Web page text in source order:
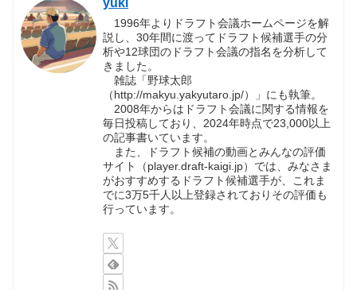
yuki
1996年よりドラフト会議ホームページを解
説し、30年間に渡ってドラフト候補選手の分
析や12球団のドラフト会議の指名を分析して
きました。
雑誌「野球太郎
（http://makyu.yakyutaro.jp/）」にも執筆。
2008年からはドラフト会議に関する情報を
毎日投稿しており、2024年時点で23,000以上
の記事書いています。
また、ドラフト候補の動画とみんなの評価
サイト（player.draft-kaigi.jp）では、みなさま
がおすすめするドラフト候補選手が、これま
でに3万5千人以上登録されておりその評価も
行っています。